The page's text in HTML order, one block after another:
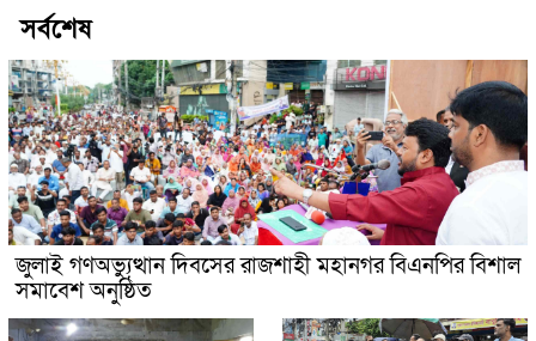
সর্বশেষ
জুলাই গণঅভ্যুত্থান দিবসের রাজশাহী মহানগর বিএনপির বিশাল
সমাবেশ অনুষ্ঠিত